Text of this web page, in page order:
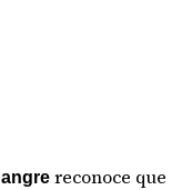
reconoce que